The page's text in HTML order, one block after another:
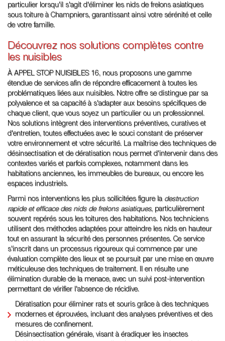
particulier lorsqu'il s'agit d'éliminer les nids de frelons asiatiques
sous toiture à Champniers, garantissant ainsi votre sérénité et celle
de votre famille.
Découvrez nos solutions complètes contre
les nuisibles
À APPEL STOP NUISIBLES 16, nous proposons une gamme
étendue de services afin de répondre efficacement à toutes les
problématiques liées aux nuisibles. Notre offre se distingue par sa
polyvalence et sa capacité à s'adapter aux besoins spécifiques de
chaque client, que vous soyez un particulier ou un professionnel.
Nos solutions intègrent des interventions préventives, curatives et
d'entretien, toutes effectuées avec le souci constant de préserver
votre environnement et votre sécurité. La maîtrise des techniques de
désinsectisation et de dératisation nous permet d'intervenir dans des
contextes variés et parfois complexes, notamment dans les
habitations anciennes, les immeubles de bureaux, ou encore les
espaces industriels.
Parmi nos interventions les plus sollicitées figure la destruction
rapide et efficace des nids de frelons asiatiques, particulièrement
souvent repérés sous les toitures des habitations. Nos techniciens
utilisent des méthodes adaptées pour atteindre les nids en hauteur
tout en assurant la sécurité des personnes présentes. Ce service
s'inscrit dans un processus rigoureux qui commence par une
évaluation complète des lieux et se poursuit par une mise en œuvre
méticuleuse des techniques de traitement. Il en résulte une
élimination durable de la menace, avec un suivi post-intervention
permettant de vérifier l'absence de récidive.
Dératisation pour éliminer rats et souris grâce à des techniques
modernes et éprouvées, incluant des analyses préventives et des
mesures de confinement.
Désinsectisation générale, visant à éradiquer les insectes